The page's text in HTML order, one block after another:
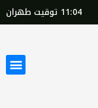
11:04 توقيت طهران